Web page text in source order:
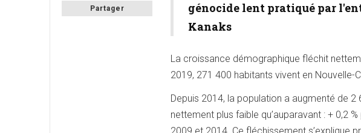
Partager
génocide lent pratiqué par
Kanaks
La croissance démographique fléchit
2019, 271 400 habitants vivent en Nouvelle-
Depuis 2014, la population a augmenté de
nettement plus faible qu’auparavant : + 0,2